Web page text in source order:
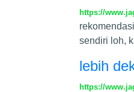
https://
sendiri loh,
lebih
https://